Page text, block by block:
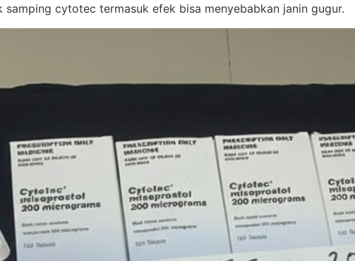
cytotec termasuk efek bisa menyebabkan janin gugur.